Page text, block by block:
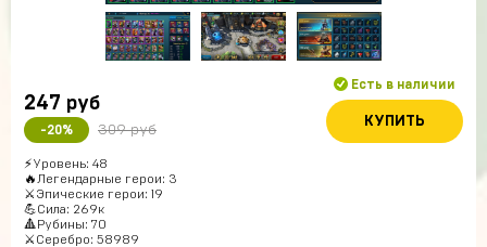
247 руб
-20% 309 руб
Есть в наличии
КУПИТЬ
⚡Уровень: 48
🔥Легендарные герои: 3
⚔️Эпические герои: 19
💪Сила: 269к
🔺Рубины: 70
⚔Серебро: 58989